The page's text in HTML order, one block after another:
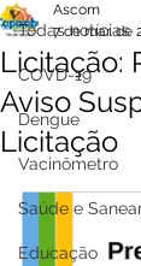
Todas notícias
COVD-19
Dengue
Vacinômetro
Saúde e
Educação
Licitação:
Aviso
Licitação
Ascom
7 de mar. de